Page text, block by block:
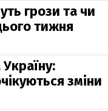
грози та чи
тижня
зміни